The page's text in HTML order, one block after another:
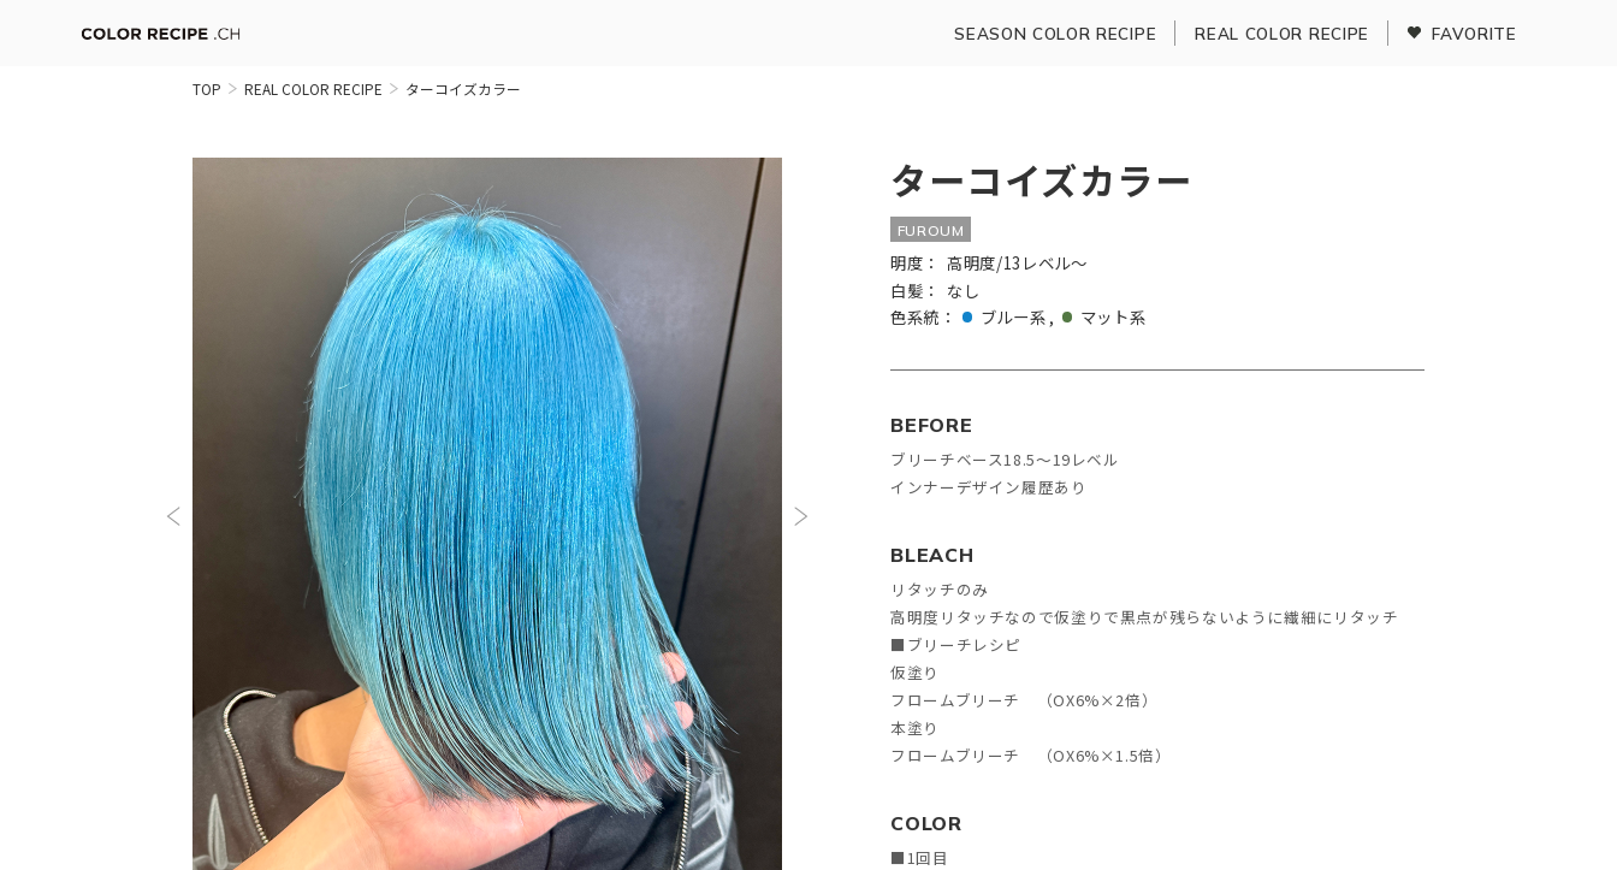
SEASON COLOR RECIPE REAL COLOR RECIPE FAVORITE
TOP REAL COLOR RECIPE ターコイズカラー
ターコイズカラー
FUROUM
明度： 高明度/13レベル〜
白髪：
なし
色系統：
ブルー系 マット系
BEFORE
ブリーチベース18.5〜19レベル
インナーデザイン履歴あり
BLEACH
リタッチのみ
高明度リタッチなので仮塗りで黒点が残らないように繊細にリタッチ
■ブリーチレシピ
仮塗り
フロームブリーチ （OX6%×2倍）
本塗り
フロームブリーチ （OX6%×1.5倍）
COLOR
■1回目